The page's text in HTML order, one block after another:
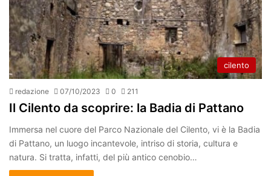
cilento
redazione 07/10/2023 0 211
Il Cilento da scoprire: la Badia di Pattano
Immersa nel cuore del Parco Nazionale del Cilento, vi è la Badia
di Pattano, un luogo incantevole, intriso di storia, cultura e
natura. Si tratta, infatti, del più antico cenobio…